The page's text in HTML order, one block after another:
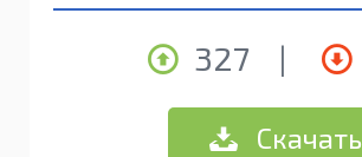
327 |
Скачать